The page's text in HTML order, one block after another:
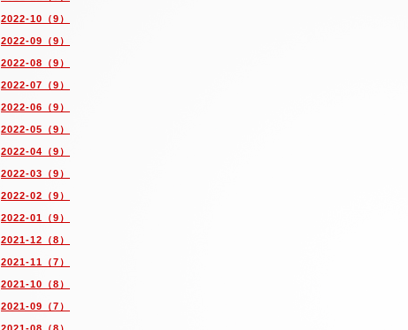
2022-10（9）
2022-09（9）
2022-08（9）
2022-07（9）
2022-06（9）
2022-05（9）
2022-04（9）
2022-03（9）
2022-02（9）
2022-01（9）
2021-12（8）
2021-11（7）
2021-10（8）
2021-09（7）